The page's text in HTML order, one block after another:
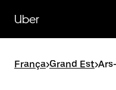
para
conteúdo
Uber
França>Grand Est>